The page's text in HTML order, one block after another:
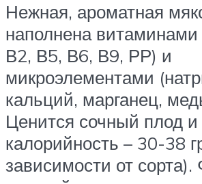
Нежная, ароматная
наполнена
В2, В5, В6, В9, РР) и
микроэлементами
кальций, марганец,
Ценится сочный плод и
калорийность – 30-38
зависимости от сорта).